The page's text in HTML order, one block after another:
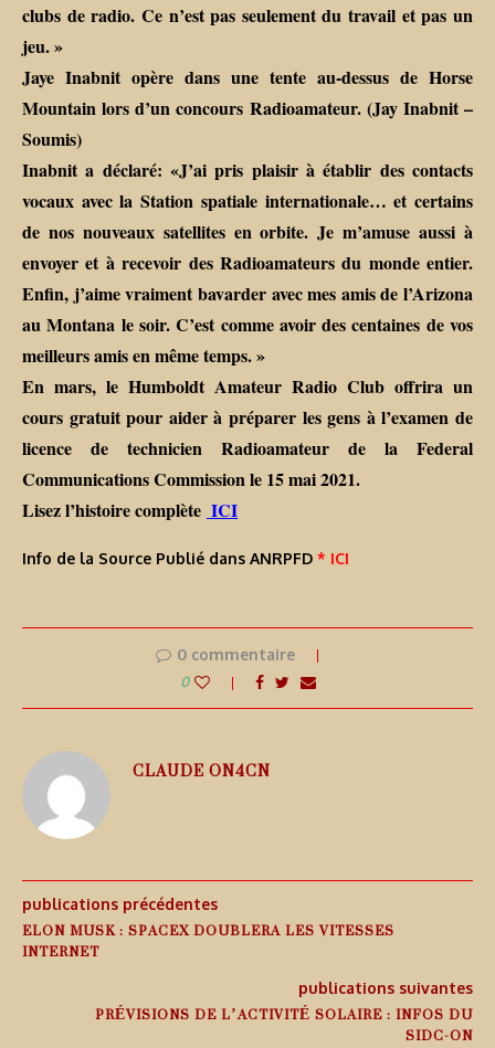
clubs de radio. Ce n’est pas seulement du travail et pas un
jeu. »
Jaye Inabnit opère dans une tente au-dessus de Horse
Mountain lors d’un concours Radioamateur. (Jay Inabnit –
Soumis)
Inabnit a déclaré: «J’ai pris plaisir à établir des contacts
vocaux avec la Station spatiale internationale… et certains
de nos nouveaux satellites en orbite. Je m’amuse aussi à
envoyer et à recevoir des Radioamateurs du monde entier.
Enfin, j’aime vraiment bavarder avec mes amis de l’Arizona
au Montana le soir. C’est comme avoir des centaines de vos
meilleurs amis en même temps. »
En mars, le Humboldt Amateur Radio Club offrira un
cours gratuit pour aider à préparer les gens à l’examen de
licence de technicien Radioamateur de la Federal
Communications Commission le 15 mai 2021.
Lisez l’histoire complète ICI
Info de la Source Publié dans ANRPFD * ICI
0 commentaire
0
CLAUDE ON4CN
publications précédentes
ELON MUSK : SPACEX DOUBLERA LES VITESSES
INTERNET
publications suivantes
PRÉVISIONS DE L’ACTIVITÉ SOLAIRE : INFOS DU
SIDC-ON